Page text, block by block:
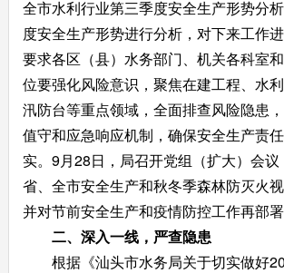
全市水利行业第三季度安全生产形势分
度安全生产形势进行分析，对下来工作
要求各区（县）水务部门、机关各科室
位要强化风险意识，聚焦在建工程、水
汛防台等重点领域，全面排查风险隐患
值守和应急响应机制，确保安全生产责
实。9月28日，局召开党组（扩大）会
省、全市安全生产和秋冬季森林防灭火
并对节前安全生产和疫情防控工作再部署
二、深入一线，严查隐患
根据《汕头市水务局关于切实做好